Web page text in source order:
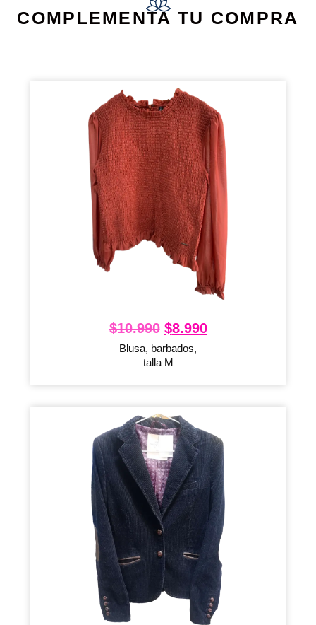
COMPLEMENTA TU COMPRA
$10.990 $8.990
Blusa, barbados,
talla M